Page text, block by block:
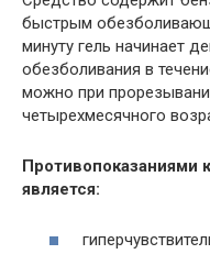
быстрым
минуту гель начинает
обезболивания в
можно при
четырехмесячного
Противопоказаниями
является: